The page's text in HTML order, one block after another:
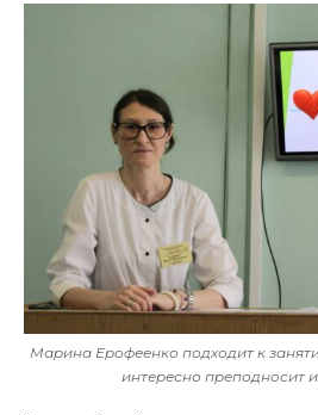
Марина Ерофеенко подходит к
интересно преподносит